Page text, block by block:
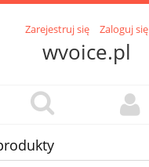
Zarejestruj się Zaloguj się
wvoice.pl